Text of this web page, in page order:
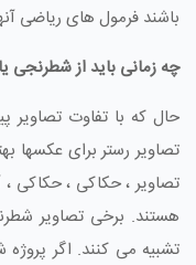
باشند فرمول های ریاضی
چه زمانی باید از شطرنجی
حال که با تفاوت تصاویر
تصاویر رستر برای عکسها
تصاویر ، حکاکی ، حکاکی
هستند. برخی تصاویر
تشبیه می کنند. اگر